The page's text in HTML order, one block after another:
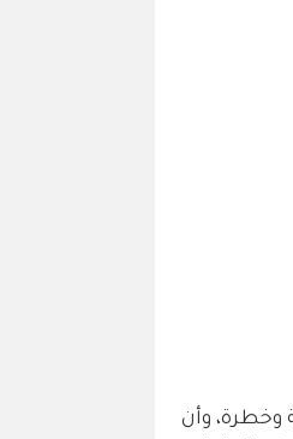
وخطرة، وأن